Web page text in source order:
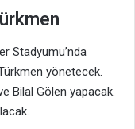
Stadyumu’nda
yönetecek.
Bilal Gölen yapacak.